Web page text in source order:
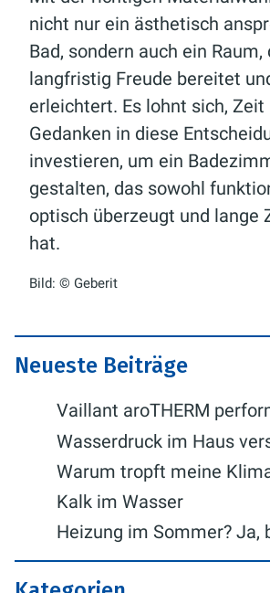
nicht nur ein ästhetisch
Bad, sondern auch ein Raum,
langfristig Freude bereitet
erleichtert. Es lohnt sich, Zeit
Gedanken in diese
investieren, um ein
gestalten, das sowohl
optisch überzeugt und lange
hat.
Bild: © Geberit
Neueste Beiträge
Vaillant aroTHERM
Wasserdruck im Haus
Warum tropft meine
Kalk im Wasser
Heizung im Sommer? Ja,